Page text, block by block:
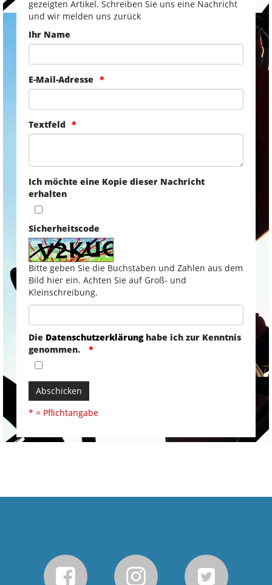
gezeigten Artikel. Schreiben Sie uns eine Nachricht
und wir melden uns zurück
Ihr Name
E-Mail-Adresse
Textfeld
Ich möchte eine Kopie dieser Nachricht
erhalten
Sicherheitscode
Bitte geben Sie die Buchstaben und Zahlen aus dem
Bild hier ein. Achten Sie auf Groß- und
Kleinschreibung.
Die Datenschutzerklärunghabe ich zur Kenntnis
genommen.
Abschicken
* = Pflichtangabe